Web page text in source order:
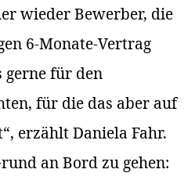
wieder Bewerber, die
6-Monate-Vertrag
gerne für den
für die das aber auf
erzählt Daniela Fahr.
an Bord zu gehen: